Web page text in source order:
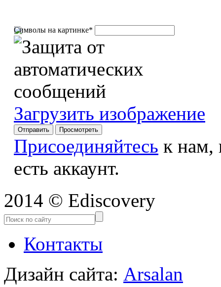
Символы на картинке*
Загрузить изображение
Присоединяйтесь к
есть аккаунт.
2014 © Ediscovery
Контакты
Дизайн сайта: Arsalan